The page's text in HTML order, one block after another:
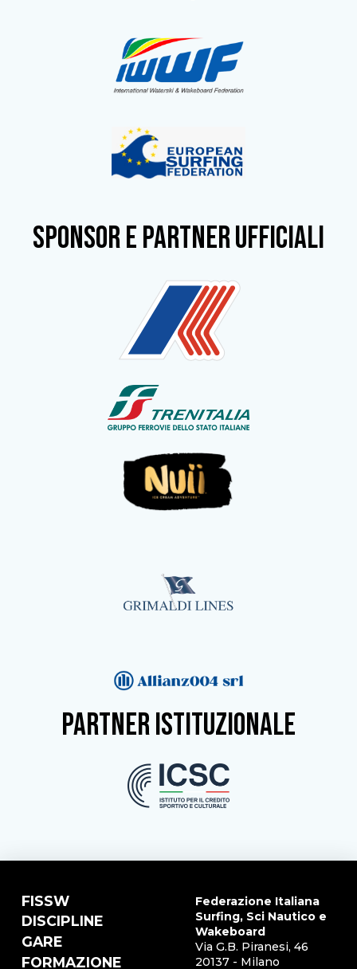
SPONSOR e partner ufficiali
partner istituzionale
FISSW
DISCIPLINE
GARE
FORMAZIONE
Federazione Italiana
Surfing, Sci Nautico e
Wakeboard
Via G.B. Piranesi, 46
20137 - Milano